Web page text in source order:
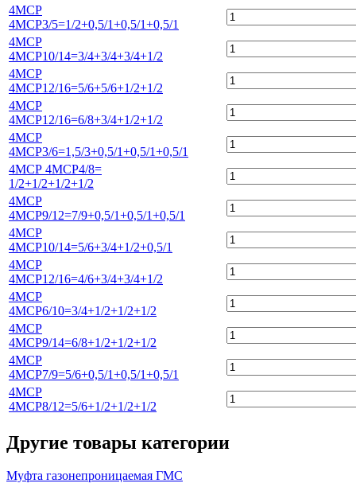
4МСР
4МСР3/5=1/2+0,5/1+0,5/1+0,5/1
4МСР
4МСР10/14=3/4+3/4+3/4+1/2
4МСР
4МСР12/16=5/6+5/6+1/2+1/2
4МСР
4МСР12/16=6/8+3/4+1/2+1/2
4МСР
4МСР3/6=1,5/3+0,5/1+0,5/1+0,5/1
4МСР 4МСР4/8=
1/2+1/2+1/2+1/2
4МСР
4МСР9/12=7/9+0,5/1+0,5/1+0,5/1
4МСР
4МСР10/14=5/6+3/4+1/2+0,5/1
4МСР
4МСР12/16=4/6+3/4+3/4+1/2
4МСР
4МСР6/10=3/4+1/2+1/2+1/2
4МСР
4МСР9/14=6/8+1/2+1/2+1/2
4МСР
4МСР7/9=5/6+0,5/1+0,5/1+0,5/1
4МСР
4МСР8/12=5/6+1/2+1/2+1/2
Другие товары категории
Муфта газонепроницаемая ГМС